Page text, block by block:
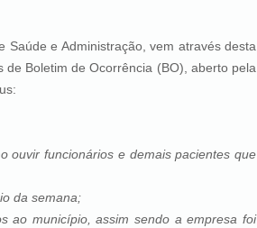
e Administração, vem através desta
Boletim de Ocorrência (BO), aberto pela
ouvir funcionários e demais pacientes que
da semana;
ao município, assim sendo a empresa foi